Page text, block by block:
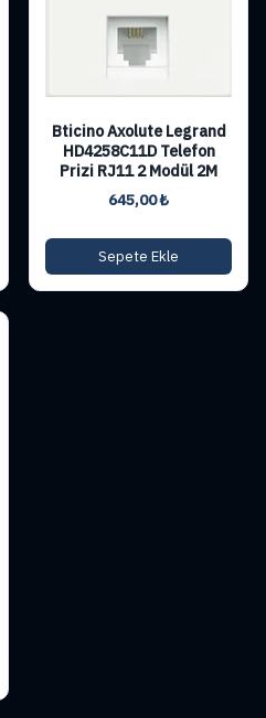
Bticino Axolute Legrand
HD4258C11D Telefon
Prizi RJ11 2 Modül 2M
645,00₺
Sepete Ekle